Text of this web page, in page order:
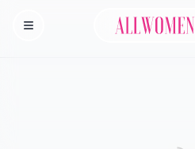
Homepage
Allwomenstalk